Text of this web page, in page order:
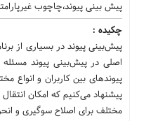
پیش بینی پیوند،چاچوب
چکیده :
پیش‌بینی پیوند در بسیاری از
اصلی در پیش‌بینی پیوند
پیشنهاد می‌کنیم که امکان
مختلف برای اصلاح سوگیری و